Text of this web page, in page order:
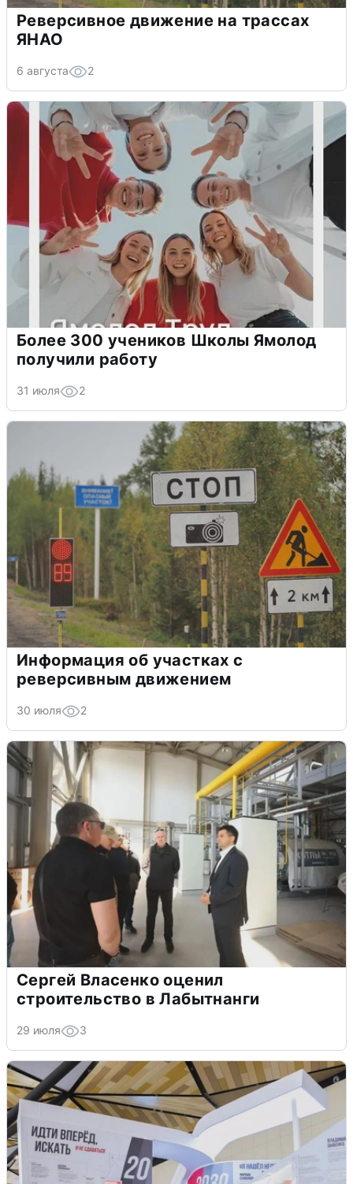
Реверсивное движение на трассах
ЯНАО
6 августа 2
Более 300 учеников Школы Ямолод
получили работу
31 июля 2
Информация об участках с
реверсивным движением
30 июля 2
Сергей Власенко оценил
строительство в Лабытнанги
29 июля 3